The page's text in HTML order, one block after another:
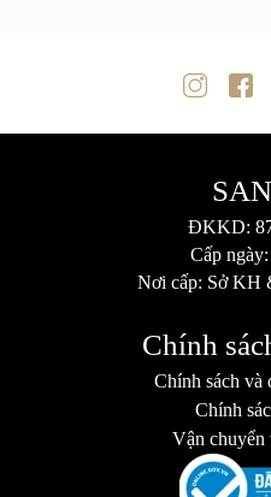
ĐKKD:
Cấp
Nơi cấp: Sở KH
Chính
Chính sách và
Chính
Vận chuyển